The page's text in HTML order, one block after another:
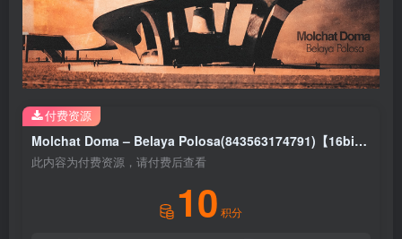
Molchat Doma – Belaya Polosa(843563174791)【16bit／44.1kHz】美国区
此内容为付费资源，请付费后查看
10 积分
付费资源